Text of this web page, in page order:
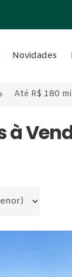
Novidades
Até R$ 180
à